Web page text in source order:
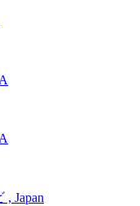
, Japan